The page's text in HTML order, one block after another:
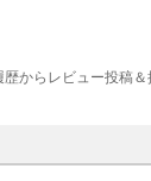
歴からレビュー投稿